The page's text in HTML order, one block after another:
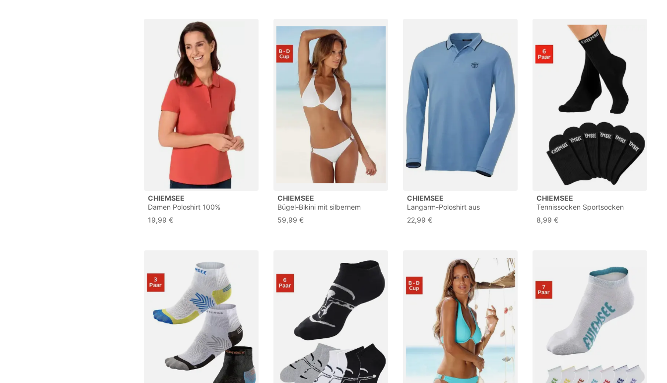
CHIEMSEE
Damen Poloshirt 100%
Baumwolle
19,99 €
CHIEMSEE
Bügel-Bikini mit silbernem
Zierring
59,99 €
CHIEMSEE
Langarm-Poloshirt aus
formstabilem Baumwoll-Piqué
22,99 €
CHIEMSEE
Tennissocken Sportsocken
Damen Herren Socken verstärkt
Atmungsaktive Baumwolle
8,99 €